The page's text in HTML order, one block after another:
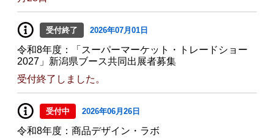
受付終了 2026年07月01日
令和8年度：「スーパーマーケット・トレードショー
2027」新潟県ブース共同出展者募集
受付終了しました。
受付中 2026年06月26日
令和8年度：商品デザイン・ラボ